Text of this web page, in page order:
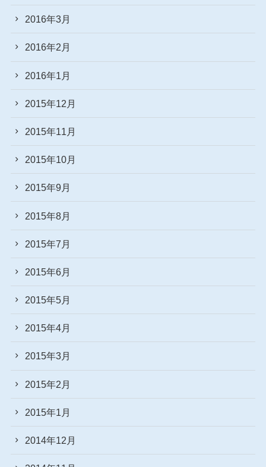
2016年3月
2016年2月
2016年1月
2015年12月
2015年11月
2015年10月
2015年9月
2015年8月
2015年7月
2015年6月
2015年5月
2015年4月
2015年3月
2015年2月
2015年1月
2014年12月